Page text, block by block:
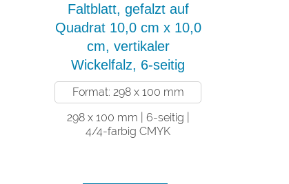
Faltblatt, gefalzt auf
Quadrat 10,0 cm x 10,0
cm, vertikaler
Wickelfalz, 6-seitig
Format: 298 x 100 mm
298 x 100 mm | 6-seitig |
4/4-farbig CMYK